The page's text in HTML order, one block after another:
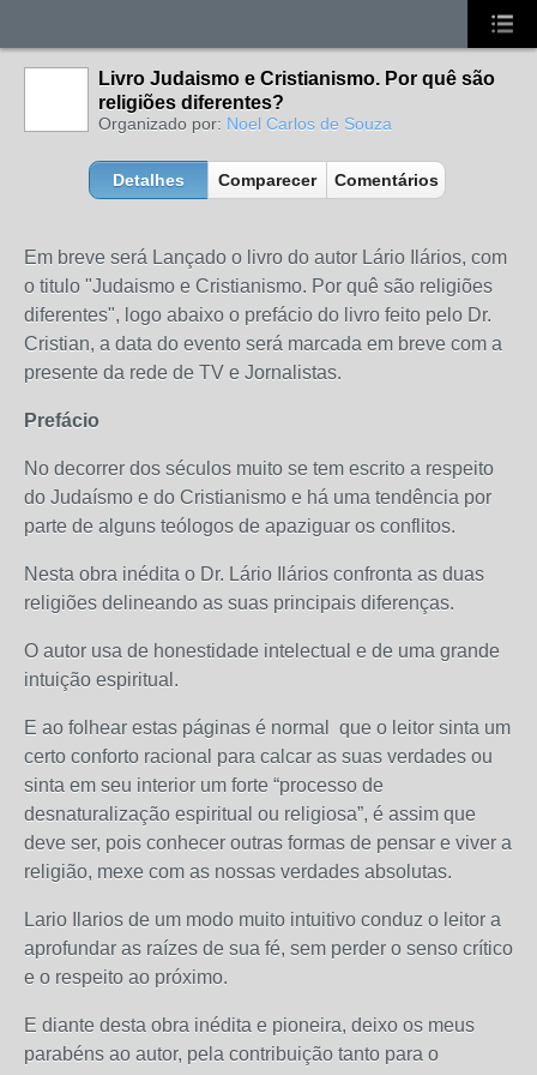
Livro Judaismo e Cristianismo. Por quê são
religiões diferentes?
Organizado por: Noel Carlos de Souza
Detalhes Comparecer Comentários
Em breve será Lançado o livro do autor Lário Ilários, com
o titulo "Judaismo e Cristianismo. Por quê são religiões
diferentes", logo abaixo o prefácio do livro feito pelo Dr.
Cristian, a data do evento será marcada em breve com a
presente da rede de TV e Jornalistas.
Prefácio
No decorrer dos séculos muito se tem escrito a respeito
do Judaísmo e do Cristianismo e há uma tendência por
parte de alguns teólogos de apaziguar os conflitos.
Nesta obra inédita o Dr. Lário Ilários confronta as duas
religiões delineando as suas principais diferenças.
O autor usa de honestidade intelectual e de uma grande
intuição espiritual.
E ao folhear estas páginas é normal que o leitor sinta um
certo conforto racional para calcar as suas verdades ou
sinta em seu interior um forte “processo de
desnaturalização espiritual ou religiosa”, é assim que
deve ser, pois conhecer outras formas de pensar e viver a
religião, mexe com as nossas verdades absolutas.
Lario Ilarios de um modo muito intuitivo conduz o leitor a
aprofundar as raízes de sua fé, sem perder o senso crítico
e o respeito ao próximo.
E diante desta obra inédita e pioneira, deixo os meus
parabéns ao autor, pela contribuição tanto para o